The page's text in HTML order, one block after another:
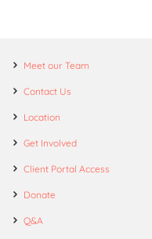
Meet our Team
Contact Us
Location
Get Involved
Client Portal Access
Donate
Q&A